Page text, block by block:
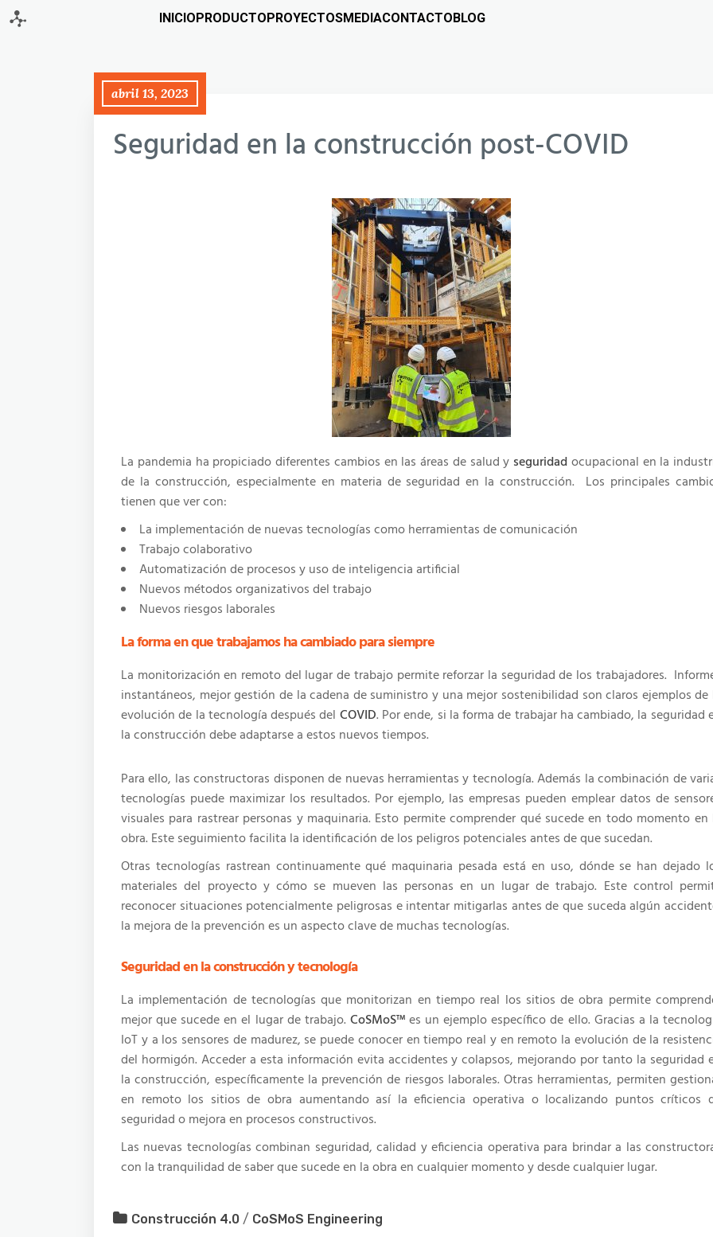
INICIOPRODUCTOPROYECTOSMEDIACONTACTOBLOG
abril 13, 2023
Seguridad en la construcción post-COVID
La pandemia ha propiciado diferentes cambios en las áreas de salud y seguridadocupacional en la
de la construcción, especialmente en materia de seguridad en la construcción. Los principales
tienen que ver con:
La implementación de nuevas tecnologías como herramientas de comunicación
Trabajo colaborativo
Automatización de procesos y uso de inteligencia artificial
Nuevos métodos organizativos del trabajo
Nuevos riesgos laborales
La forma en que trabajamos ha cambiado para siempre
La monitorización en remoto del lugar de trabajo permite reforzar la seguridad de los trabajadores.
instantáneos, mejor gestión de la cadena de suministro y una mejor sostenibilidad son claros ejemplos de
evolución de la tecnología después del COVID. Por ende, si la forma de trabajar ha cambiado, la seguridad
la construcción debe adaptarse a estos nuevos tiempos.
Para ello, las constructoras disponen de nuevas herramientas y tecnología. Además la combinación de
tecnologías puede maximizar los resultados. Por ejemplo, las empresas pueden emplear datos de
visuales para rastrear personas y maquinaria. Esto permite comprender qué sucede en todo momento en
obra. Este seguimiento facilita la identificación de los peligros potenciales antes de que sucedan.
Otras tecnologías rastrean continuamente qué maquinaria pesada está en uso, dónde se han dejado
materiales del proyecto y cómo se mueven las personas en un lugar de trabajo. Este control
reconocer situaciones potencialmente peligrosas e intentar mitigarlas antes de que suceda algún
la mejora de la prevención es un aspecto clave de muchas tecnologías.
Seguridad en la construcción y tecnología
La implementación de tecnologías que monitorizan en tiempo real los sitios de obra permite
mejor que sucede en el lugar de trabajo. CoSMoS™es un ejemplo específico de ello. Gracias a la
IoT y a los sensores de madurez, se puede conocer en tiempo real y en remoto la evolución de la
del hormigón. Acceder a esta información evita accidentes y colapsos, mejorando por tanto la seguridad
la construcción, específicamente la prevención de riesgos laborales. Otras herramientas, permiten
en remoto los sitios de obra aumentando así la eficiencia operativa o localizando puntos críticos
seguridad o mejora en procesos constructivos.
Las nuevas tecnologías combinan seguridad, calidad y eficiencia operativa para brindar a las
con la tranquilidad de saber que sucede en la obra en cualquier momento y desde cualquier lugar.
Construcción 4.0 / CoSMoS Engineering